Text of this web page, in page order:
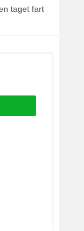
taget fart